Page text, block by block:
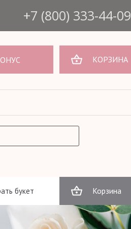
КОРЗИНА
+7 (800) 333-44-09
букет Корзина